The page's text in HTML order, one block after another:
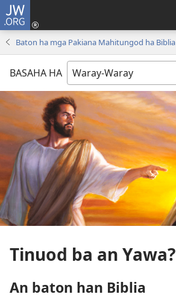
JW.ORG
Baton ha mga Pakiana Mahitungod ha Biblia
BASAHA HA
Tinuod ba an Yawa?
An baton han Biblia